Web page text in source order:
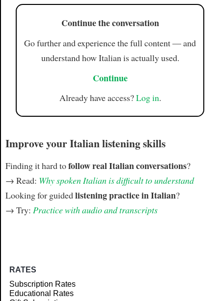
Continue the conversation
Go further and experience the full content — and
understand how Italian is actually used.
Continue
Already have access?Log in.
Improve your Italian listening skills
Finding it hard tofollow real Italian conversations?
→ Read: Why spoken Italian is difficult to understand
Looking for guidedlistening practice in Italian?
→ Try: Practice with audio and transcripts
RATES
Subscription Rates
Educational Rates